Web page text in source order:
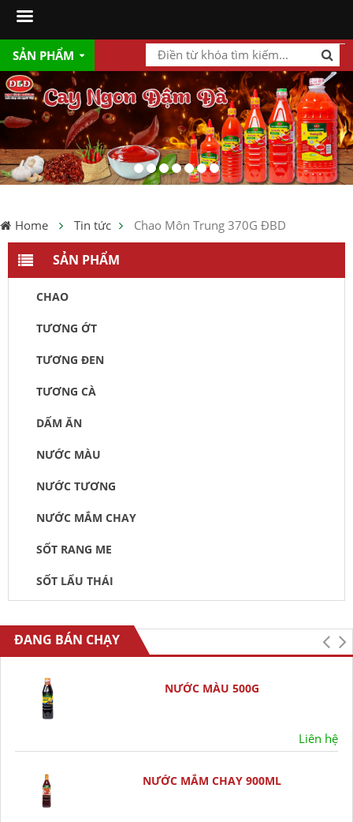
SẢN PHẨM
Home Tin tức Chao Môn Trung 370G ĐBD
SẢN PHẨM
CHAO
TƯƠNG ỚT
TƯƠNG ĐEN
TƯƠNG CÀ
DẤM ĂN
NƯỚC MÀU
NƯỚC TƯƠNG
NƯỚC MẮM CHAY
SỐT RANG ME
SỐT LẨU THÁI
ĐANG BÁN CHẠY
NƯỚC MÀU 500G
Liên hệ
NƯỚC MẮM CHAY 900ML